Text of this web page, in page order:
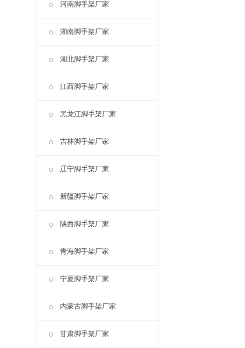
河南脚手架厂家
湖南脚手架厂家
湖北脚手架厂家
江西脚手架厂家
黑龙江脚手架厂家
吉林脚手架厂家
辽宁脚手架厂家
新疆脚手架厂家
陕西脚手架厂家
青海脚手架厂家
宁夏脚手架厂家
内蒙古脚手架厂家
甘肃脚手架厂家